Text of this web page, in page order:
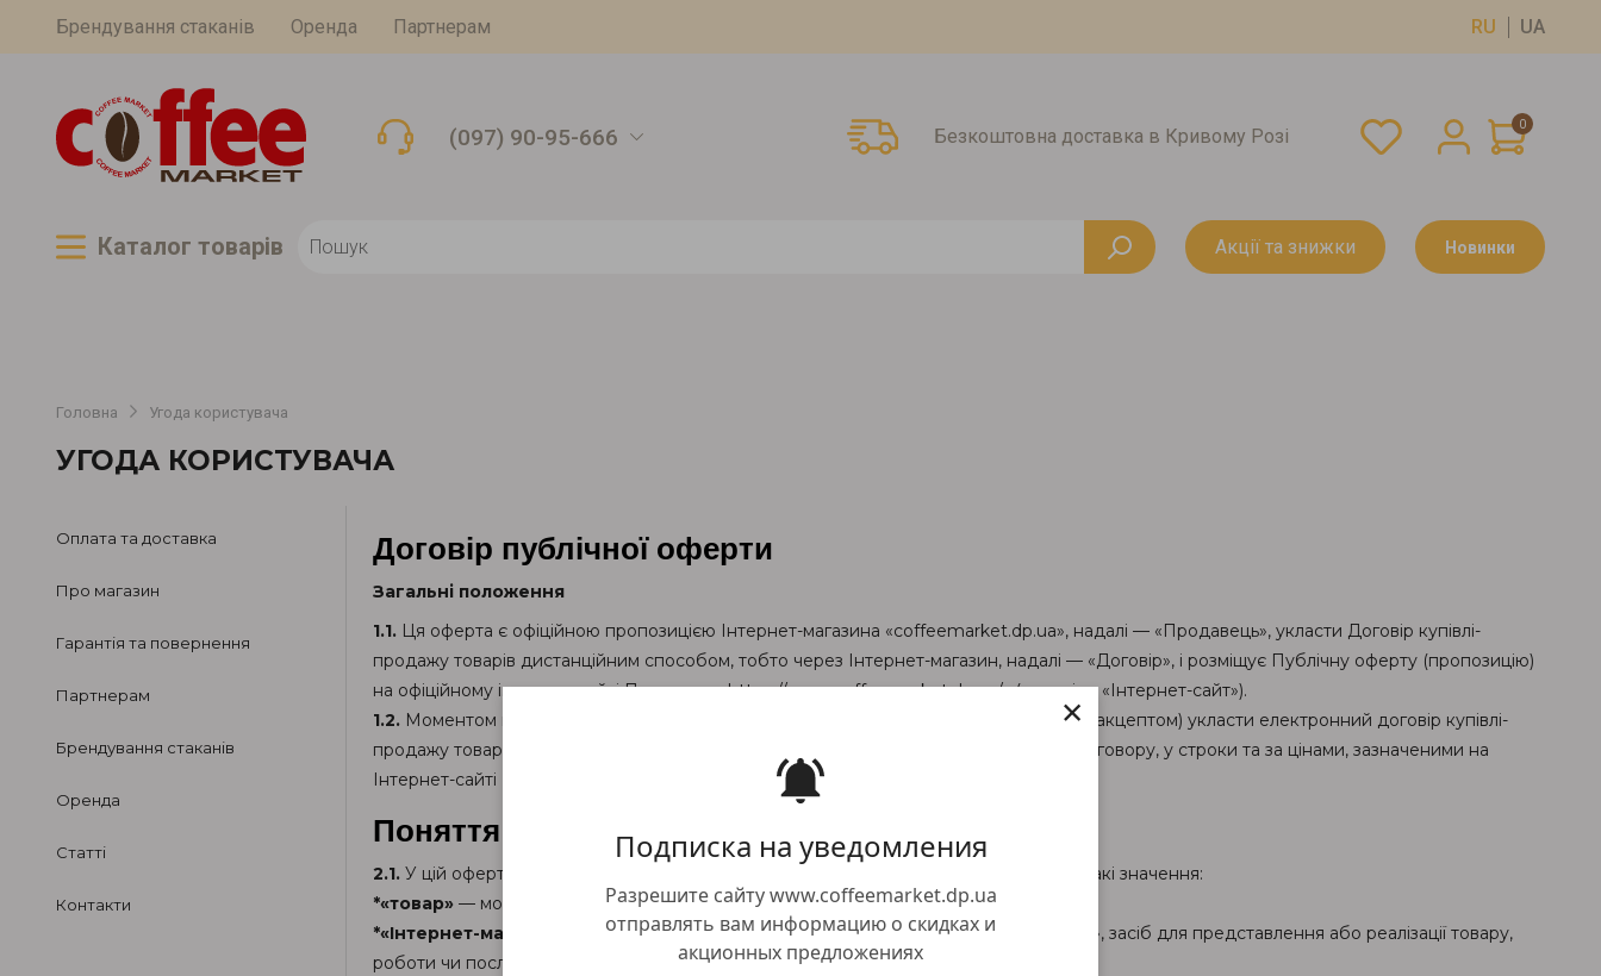
Подписка на уведомления
Разрешите сайту www.coffeemarket.dp.ua
отправлять вам информацию о скидках и
акционных предложениях
×
Брендування стаканів Оренда Партнерам RU UA
(097) 90-95-666 Безкоштовна доставка в Кривому Розі
0
Каталог товарiв Акції та знижки Новинки
Головна Угода користувача
УГОДА КОРИСТУВАЧА
Оплата та доставка
Про магазин
Гарантія та повернення
Партнерам
Брендування стаканів
Оренда
Статті
Контакти
Договір публічної оферти
Загальні положення
1.1. Ця оферта є офіційною пропозицією Інтернет-магазина «coffeemarket.dp.ua», надалі — «Продавець», укласти Договір купівлі-
продажу товарів дистанційним способом, тобто через Інтернет-магазин, надалі — «Договір», і розміщує Публічну оферту (пропозицію)
на офіційному інтернет-сайті Продавця: «https://www.coffeemarket.dp.ua/» (надалі — «Інтернет-сайт»).
1.2. Моментом повного та безумовного прийняття Покупцем пропозиції Продавця (акцептом) укласти електронний договір купівлі-
продажу товарів вважається факт оплати Покупцем замовлення на умовах цього Договору, у строки та за цінами, зазначеними на
Інтернет-сайті Продавц
Поняття та визначення
2.1. У цій оферті, якщо контекст не вимагає іншого, наведені нижче терміни мають такі значення:
*«товар» — моделі, аксесуари, комплектуючі та супровідні предмети;
*«Інтернет-магазин»
— відповідно до Закону України «Про електронну комерцію», засіб для представлення або реалізації товару,
роботи чи послуги шляхом укладення електронного правочину;